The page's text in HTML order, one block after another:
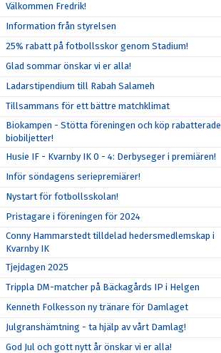
Välkommen Fredrik!
Information från styrelsen
25% rabatt på fotbollsskor genom Stadium!
Glad sommar önskar vi er alla!
Ladarstipendium till Rabah Salameh
Tillsammans för ett bättre matchklimat
Biokampen - Stötta föreningen och köp rabatterade
biobiljetter!
Husie IF - Kvarnby IK 0 - 4: Derbyseger i premiären!
Inför söndagens seriepremiärer!
Nystart för fotbollsskolan!
Pristagare i föreningen för 2024
Conny Hammarstedt tilldelad hedersmedlemskap i
Kvarnby IK
Tjejdagen 2025
Trippla DM-matcher på Bäckagårds IP i Helgen
Kenneth Folkesson ny tränare för Damlaget
Julgranshämtning - ta hjälp av vårt Damlag!
God Jul och gott nytt år önskar vi er alla!